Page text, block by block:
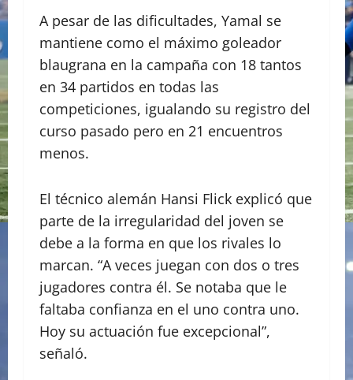
A pesar de las dificultades, Yamal se
mantiene como el máximo goleador
blaugrana en la campaña con 18 tantos
en 34 partidos en todas las
competiciones, igualando su registro del
curso pasado pero en 21 encuentros
menos.
El técnico alemán Hansi Flick explicó que
parte de la irregularidad del joven se
debe a la forma en que los rivales lo
marcan. “A veces juegan con dos o tres
jugadores contra él. Se notaba que le
faltaba confianza en el uno contra uno.
Hoy su actuación fue excepcional”,
señaló.